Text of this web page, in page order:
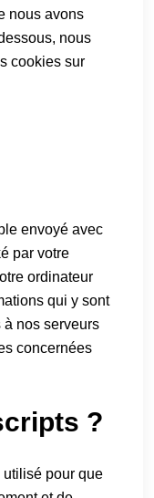
nous avons
nous
cookies sur
envoyé avec
par votre
ordinateur
qui y sont
à nos serveurs
concernées
?
utilisé pour que